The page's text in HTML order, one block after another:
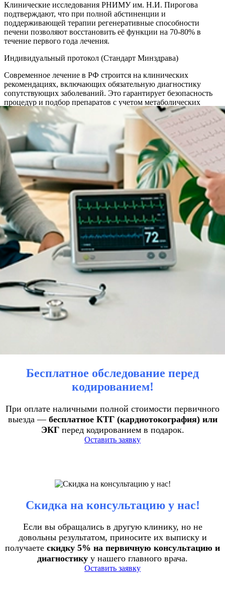
Клинические исследования РНИМУ им. Н.И. Пирогова
подтверждают, что при полной абстиненции и
поддерживающей терапии регенеративные способности
печени позволяют восстановить её функции на 70-80% в
течение первого года лечения.
Индивидуальный протокол (Стандарт Минздрава)
Современное лечение в РФ строится на клинических
рекомендациях, включающих обязательную диагностику
сопутствующих заболеваний. Это гарантирует безопасность
процедур и подбор препаратов с учетом метаболических
особенностей пациента.
Акции и спецпредложения
Бесплатное обследование перед
кодированием!
При оплате наличными полной стоимости первичного
выезда — бесплатное КТГ (кардиотокография) или
ЭКГперед кодированием в подарок.
Оставить заявку
Скидка на консультацию у нас!
Если вы обращались в другую клинику, но не
довольны результатом, приносите их выписку и
получаете скидку 5% на первичную консультацию и
диагностику у нашего главного врача.
Оставить заявку